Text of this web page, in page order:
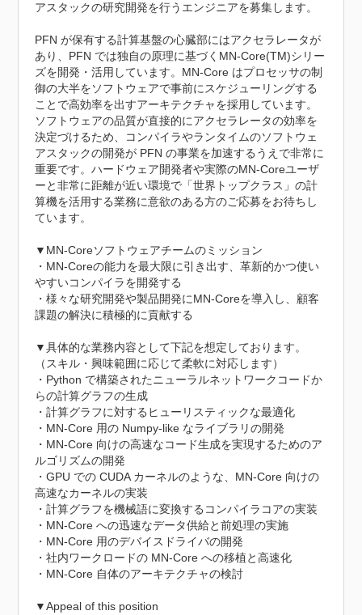
アスタックの研究開発を行うエンジニアを募集します。
PFN が保有する計算基盤の心臓部にはアクセラレータが
あり、PFN では独自の原理に基づくMN-Core(TM)シリー
ズを開発・活用しています。MN-Core はプロセッサの制
御の大半をソフトウェアで事前にスケジューリングする
ことで高効率を出すアーキテクチャを採用しています。
ソフトウェアの品質が直接的にアクセラレータの効率を
決定づけるため、コンパイラやランタイムのソフトウェ
アスタックの開発が PFN の事業を加速するうえで非常に
重要です。ハードウェア開発者や実際のMN-Coreユーザ
ーと非常に距離が近い環境で「世界トップクラス」の計
算機を活用する業務に意欲のある方のご応募をお待ちし
ています。
▼MN-Coreソフトウェアチームのミッション
・MN-Coreの能力を最大限に引き出す、革新的かつ使い
やすいコンパイラを開発する
・様々な研究開発や製品開発にMN-Coreを導入し、顧客
課題の解決に積極的に貢献する
▼具体的な業務内容として下記を想定しております。
（スキル・興味範囲に応じて柔軟に対応します）
・Python で構築されたニューラルネットワークコードか
らの計算グラフの生成
・計算グラフに対するヒューリスティックな最適化
・MN-Core 用の Numpy-like なライブラリの開発
・MN-Core 向けの高速なコード生成を実現するためのア
ルゴリズムの開発
・GPU での CUDA カーネルのような、MN-Core 向けの
高速なカーネルの実装
・計算グラフを機械語に変換するコンパイラコアの実装
・MN-Core への迅速なデータ供給と前処理の実施
・MN-Core 用のデバイスドライバの開発
・社内ワークロードの MN-Core への移植と高速化
・MN-Core 自体のアーキテクチャの検討
▼Appeal of this position